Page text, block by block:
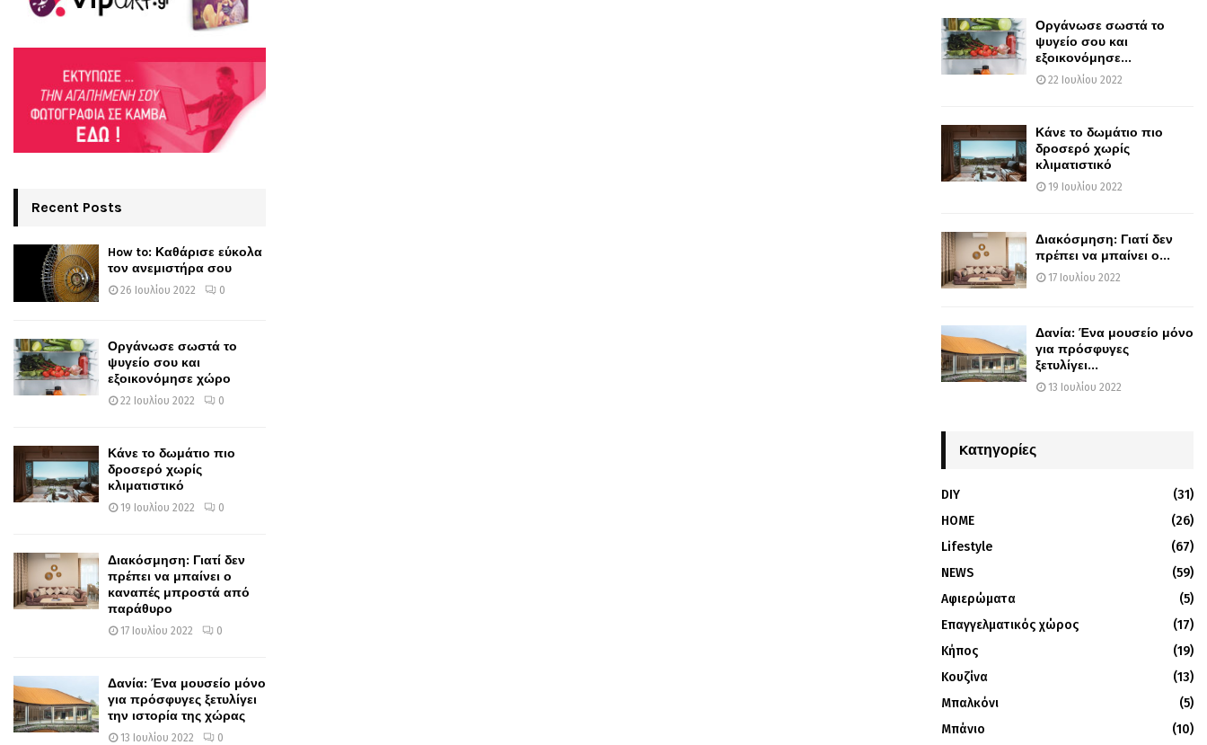
Recent Posts
How to: Καθάρισε εύκολα
τον ανεμιστήρα σου
26 Ιουλίου 2022 0
Οργάνωσε σωστά το
ψυγείο σου και
εξοικονόμησε χώρο
22 Ιουλίου 2022 0
Κάνε το δωμάτιο πιο
δροσερό χωρίς
κλιματιστικό
19 Ιουλίου 2022 0
Διακόσμηση: Γιατί δεν
πρέπει να μπαίνει ο
καναπές μπροστά από
παράθυρο
17 Ιουλίου 2022 0
Δανία: Ένα μουσείο μόνο
για πρόσφυγες ξετυλίγει
την ιστορία της χώρας
13 Ιουλίου 2022 0
Οργάνωσε σωστά το
ψυγείο σου και
εξοικονόμησε...
22 Ιουλίου 2022
Κάνε το δωμάτιο πιο
δροσερό χωρίς
κλιματιστικό
19 Ιουλίου 2022
Διακόσμηση: Γιατί δεν
πρέπει να μπαίνει ο...
17 Ιουλίου 2022
Δανία: Ένα μουσείο μόνο
για πρόσφυγες
ξετυλίγει...
13 Ιουλίου 2022
Kατηγορίες
DIY
(31)
HOME
(26)
Lifestyle
(67)
NEWS
(59)
Αφιερώματα
(5)
Επαγγελματικός χώρος
(17)
Κήπος
(19)
Κουζίνα
(13)
Μπαλκόνι
(5)
Μπάνιο
(10)